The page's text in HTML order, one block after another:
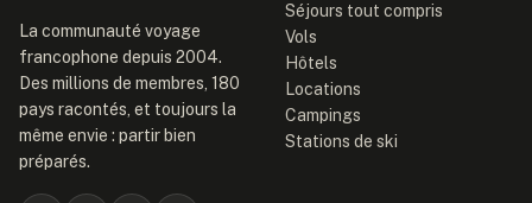
La communauté voyage
francophone depuis 2004.
Des millions de membres, 180
pays racontés, et toujours la
même envie : partir bien
préparés.
Séjours tout compris
Vols
Hôtels
Locations
Campings
Stations de ski